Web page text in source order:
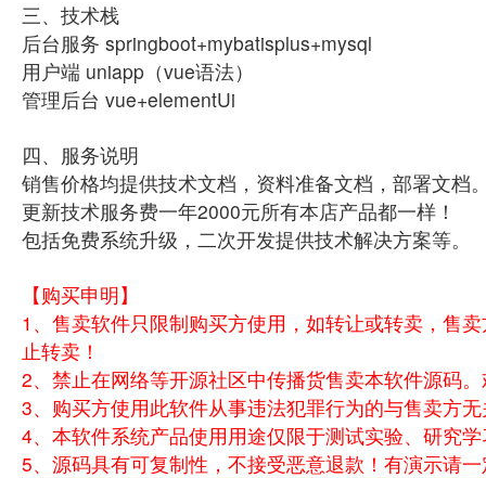
三、技术栈
后台服务 springboot+mybatisplus+mysql
用户端 uniapp（vue语法）
管理后台 vue+elementUi
四、服务说明
销售价格均提供技术文档，资料准备文档，部署文档
更新技术服务费一年2000元所有本店产品都一样！
包括免费系统升级，二次开发提供技术解决方案等。
【购买申明】
1、售卖软件只限制购买方使用，如转让或转卖，售
止转卖！
2、禁止在网络等开源社区中传播货售卖本软件源码
3、购买方使用此软件从事违法犯罪行为的与售卖方
4、本软件系统产品使用用途仅限于测试实验、研究
5、源码具有可复制性，不接受恶意退款！有演示请